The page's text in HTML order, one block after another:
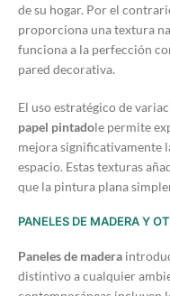
de su hogar. Por el
proporciona una textura
funciona a la perfección
pared decorativa.
El uso estratégico de
papel pintadole permite
mejora significativamente
espacio. Estas texturas
que la pintura plana
PANELES DE MADERA Y
Paneles de madera
distintivo a cualquier